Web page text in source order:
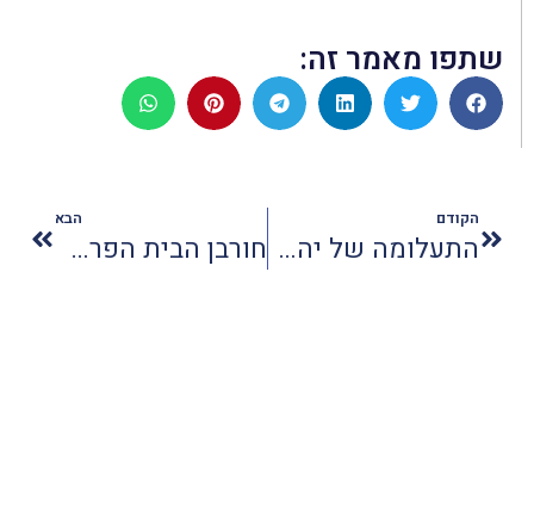
שתפו מאמר זה:
הקודם
התעלומה של יהדות ארמניה
הבא
חורבן הבית הפרטי של קהילת מישקולץ בהונגריה